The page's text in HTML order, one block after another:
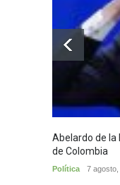
Abelardo de la
de Colombia
Política 7 agosto,